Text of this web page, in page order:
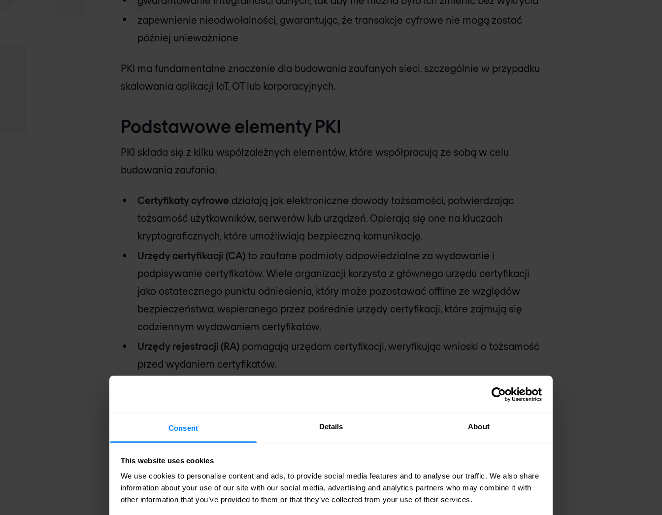
Consent Details About
This website uses cookies
We use cookies to personalise content and ads, to provide social media features and to analyse our traffic. We also share
information about your use of our site with our social media, advertising and analytics partners who may combine it with
other information that you’ve provided to them or that they’ve collected from your use of their services.
zapewnienie nieodwołalności, gwarantując, że transakcje cyfrowe nie mogą zostać
później unieważnione
PKI ma fundamentalne znaczenie dla budowania zaufanych sieci, szczególnie w przypadku
skalowania aplikacji IoT, OT lub korporacyjnych.
Podstawowe elementy PKI
PKI składa się z kilku współzależnych elementów, które współpracują ze sobą w celu
budowania zaufania:
Certyfikaty cyfrowe działają jak elektroniczne dowody tożsamości, potwierdzając
tożsamość użytkowników, serwerów lub urządzeń. Opierają się one na kluczach
kryptograficznych, które umożliwiają bezpieczną komunikację.
Urzędy certyfikacji (CA)to zaufane podmioty odpowiedzialne za wydawanie i
podpisywanie certyfikatów. Wiele organizacji korzysta z głównego urzędu certyfikacji
jako ostatecznego punktu odniesienia, który może pozostawać offline ze względów
bezpieczeństwa, wspieranego przez pośrednie urzędy certyfikacji, które zajmują się
codziennym wydawaniem certyfikatów.
Urzędy rejestracji (RA)pomagają urzędom certyfikacji, weryfikując wnioski o tożsamość
przed wydaniem certyfikatów.
unieważnienia za pomocą CRL (lista unieważnionych certyfikatów) lub OCSP (protokół
Wreszcie, wszystkie certyfikaty i ich statusy są przechowywane w
certyfikatów, co zapewnia identyfikowalność, zarządzanie i weryfikację.
Wszystkie te elementy tworzą łańcuch zaufania, łącząc każdy certyfikat z zaufanym
głównym urzędem certyfikacji.